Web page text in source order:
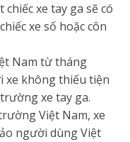
xe tay ga sẽ có
xe số hoặc côn
Nam từ tháng
xe không thiếu tiện
xe tay ga.
Việt Nam, xe
người dùng Việt